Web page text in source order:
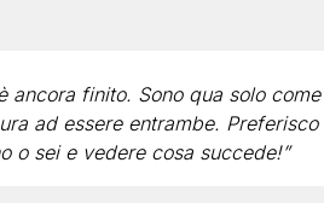
ancora finito. Sono qua solo
ad essere entrambe.
o sei e vedere cosa succede!”